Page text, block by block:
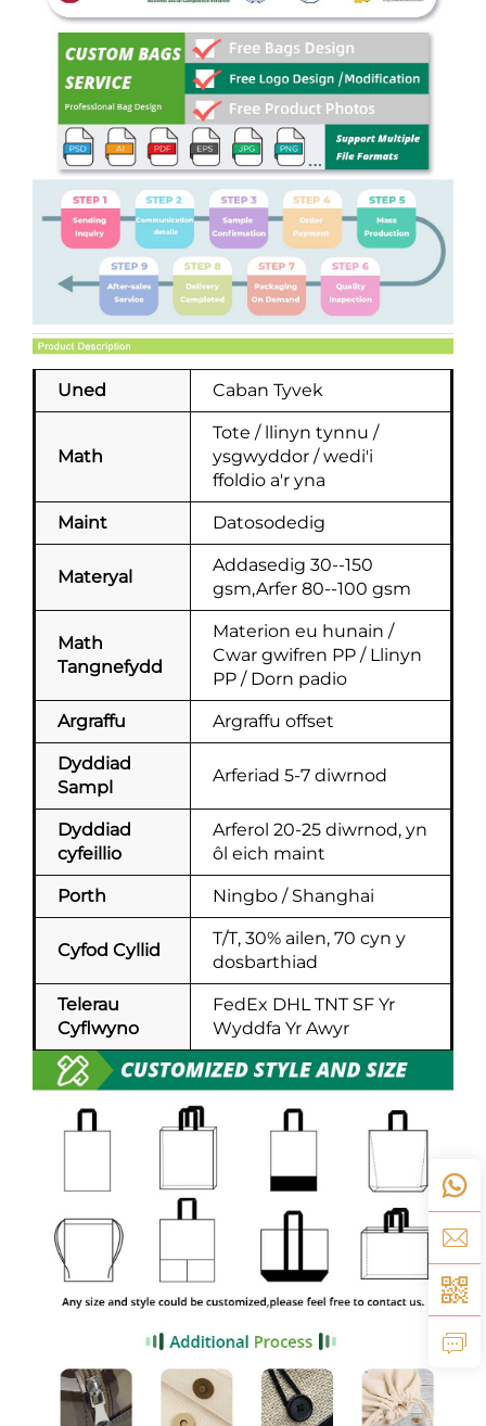
Uned Caban Tyvek
Math
Tote / llinyn tynnu /
ysgwyddor / wedi'i
ffoldio a'r yna
Maint Datosodedig
Materyal
Addasedig 30--150
gsm,Arfer 80--100 gsm
Math
Tangnefydd
Materion eu hunain /
Cwar gwifren PP / Llinyn
PP / Dorn padio
Argraffu Argraffu offset
Dyddiad
Sampl
Arferiad 5-7 diwrnod
Dyddiad
cyfeillio
Arferol 20-25 diwrnod, yn
ôl eich maint
Porth Ningbo / Shanghai
Cyfod Cyllid
T/T, 30% ailen, 70 cyn y
dosbarthiad
Telerau
Cyflwyno
FedEx DHL TNT SF Yr
Wyddfa Yr Awyr